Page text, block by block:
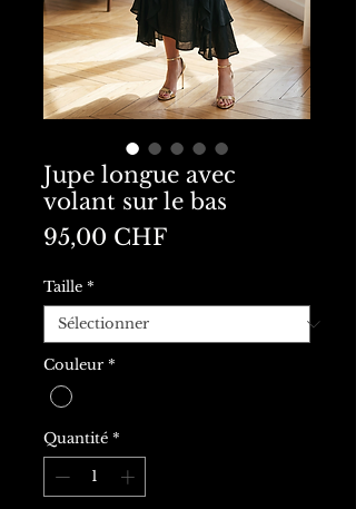
Jupe longue avec
volant sur le bas
95,00 CHFPrix
Taille *
Couleur *
Quantité *